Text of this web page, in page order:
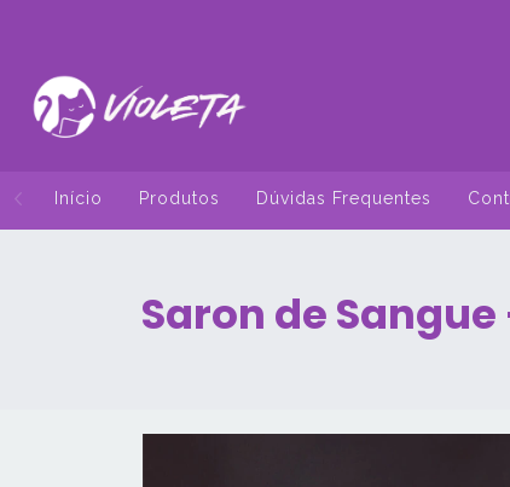
Início Produtos Dúvidas Frequentes
Saron de